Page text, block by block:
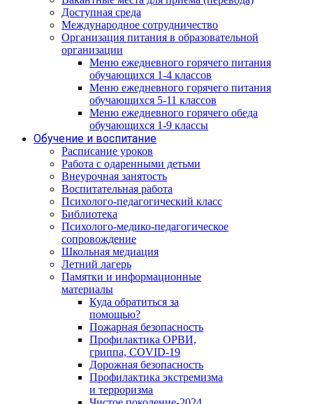
Доступная среда
Международное сотрудничество
Организация питания в образовательной
организации
Меню ежедневного горячего питания
обучающихся 1-4 классов
Меню ежедневного горячего питания
обучающихся 5-11 классов
Меню ежедневного горячего обеда
обучающихся 1-9 классы
Обучение и воспитание
Расписание уроков
Работа с одаренными детьми
Внеурочная занятость
Воспитательная работа
Психолого-педагогический класс
Библиотека
Психолого-медико-педагогическое
сопровождение
Школьная медиация
Летний лагерь
Памятки и информационные
материалы
Куда обратиться за
помощью?
Пожарная безопасность
Профилактика ОРВИ,
гриппа, COVID-19
Дорожная безопасность
Профилактика экстремизма
и терроризма